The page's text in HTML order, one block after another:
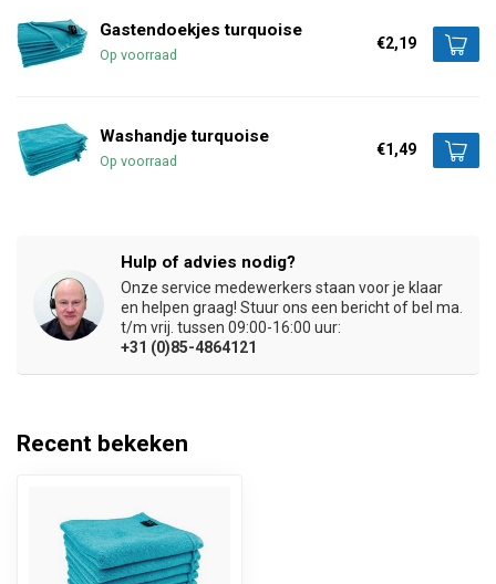
Gastendoekjes turquoise
Op voorraad
€2,19
Washandje turquoise
Op voorraad
€1,49
Hulp of advies nodig?
Onze service medewerkers staan voor je klaar
en helpen graag! Stuur ons een bericht of bel ma.
t/m vrij. tussen 09:00-16:00 uur:
+31 (0)85-4864121
Recent bekeken